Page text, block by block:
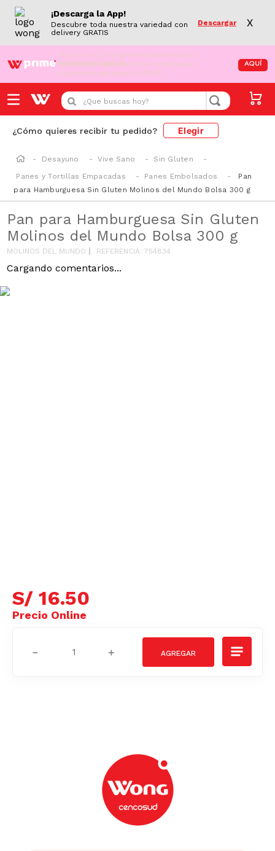
¡Descarga la App!
Descubre toda nuestra variedad con
delivery GRATIS
Descargar X
¡Aún no eres Wong Prime! Aprovecha el
DESPACHO GRATIS en tus compras de
supermercado desde S/79.90
AQUÍ
¿Que buscas hoy?
¿Cómo quieres recibir tu pedido? Elegir
Desayuno Vive Sano
Sin Gluten
Panes y Tortillas Empacadas
Panes Embolsados
Pan
para Hamburguesa Sin Gluten Molinos del Mundo Bolsa 300 g
Pan para Hamburguesa Sin Gluten
Molinos del Mundo Bolsa 300 g
MOLINOS DEL MUNDO REFERENCIA:754834
Cargando comentarios...
S/ 16.50
＋
－